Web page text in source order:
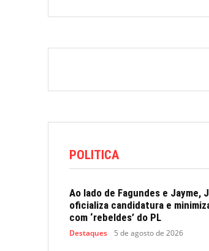
POLITICA
Ao lado de Fagundes e Jayme,
oficializa candidatura e
com ‘rebeldes’ do PL
Destaques 5 de agosto de 2026